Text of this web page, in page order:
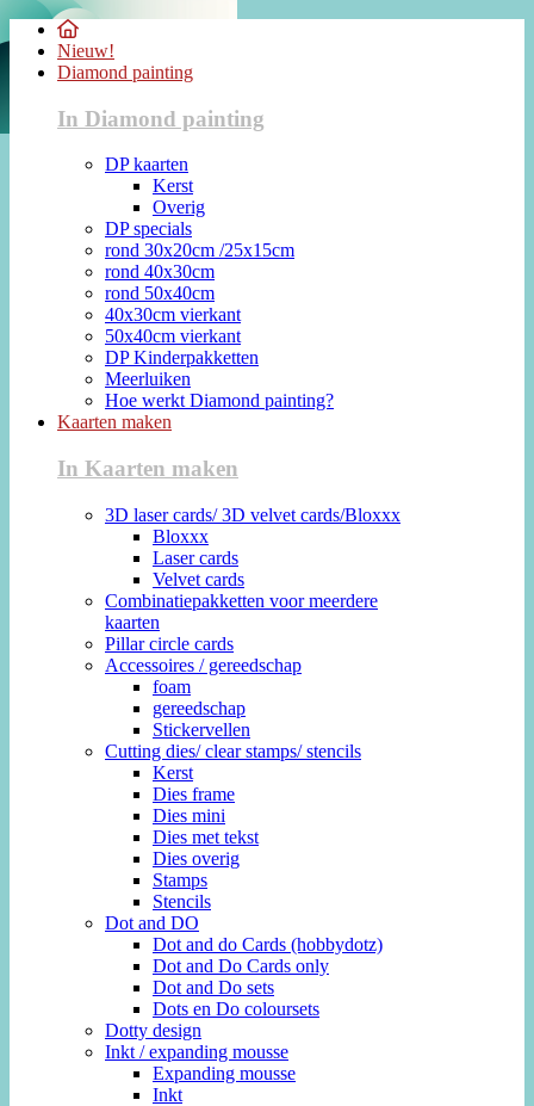
Nieuw!
Diamond painting
In Diamond painting
DP kaarten
Kerst
Overig
DP specials
rond 30x20cm /25x15cm
rond 40x30cm
rond 50x40cm
40x30cm vierkant
50x40cm vierkant
DP Kinderpakketten
Meerluiken
Hoe werkt Diamond painting?
Kaarten maken
In Kaarten maken
3D laser cards/ 3D velvet cards/Bloxxx
Bloxxx
Laser cards
Velvet cards
Combinatiepakketten voor meerdere
kaarten
Pillar circle cards
Accessoires / gereedschap
foam
gereedschap
Stickervellen
Cutting dies/ clear stamps/ stencils
Kerst
Dies frame
Dies mini
Dies met tekst
Dies overig
Stamps
Stencils
Dot and DO
Dot and do Cards (hobbydotz)
Dot and Do Cards only
Dot and Do sets
Dots en Do coloursets
Dotty design
Inkt / expanding mousse
Expanding mousse
Inkt